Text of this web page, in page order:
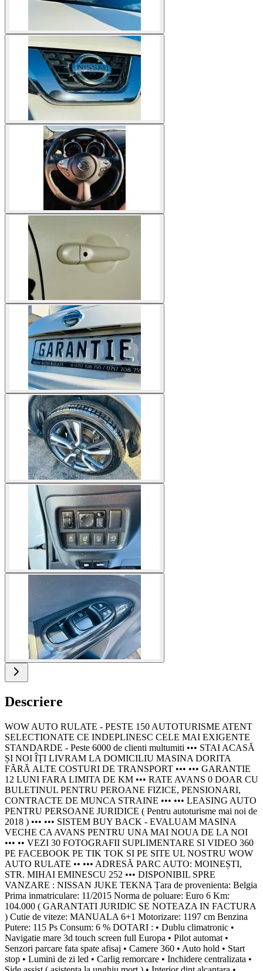
Descriere
WOW AUTO RULATE - PESTE 150 AUTOTURISME ATENT
SELECTIONATE CE INDEPLINESC CELE MAI EXIGENTE
STANDARDE - Peste 6000 de clienti multumiti ••• STAI ACASĂ
ȘI NOI ÎȚI LIVRAM LA DOMICILIU MASINA DORITA
FĂRĂ ALTE COSTURI DE TRANSPORT ••• ••• GARANTIE
12 LUNI FARA LIMITA DE KM ••• RATE AVANS 0 DOAR CU
BULETINUL PENTRU PEROANE FIZICE, PENSIONARI,
CONTRACTE DE MUNCA STRAINE ••• ••• LEASING AUTO
PENTRU PERSOANE JURIDICE ( Pentru autoturisme mai noi de
2018 ) ••• ••• SISTEM BUY BACK - EVALUAM MASINA
VECHE CA AVANS PENTRU UNA MAI NOUA DE LA NOI
••• •• VEZI 30 FOTOGRAFII SUPLIMENTARE SI VIDEO 360
PE FACEBOOK PE TIK TOK SI PE SITE UL NOSTRU WOW
AUTO RULATE •• ••• ADRESĂ PARC AUTO: MOINEȘTI,
STR. MIHAI EMINESCU 252 ••• DISPONIBIL SPRE
VANZARE : NISSAN JUKE TEKNA Țara de provenienta: Belgia
Prima inmatriculare: 11/2015 Norma de poluare: Euro 6 Km:
104.000 ( GARANTATI JURIDIC SE NOTEAZA IN FACTURA
) Cutie de viteze: MANUALA 6+1 Motorizare: 1197 cm Benzina
Putere: 115 Ps Consum: 6 % DOTARI : • Dublu climatronic •
Navigatie mare 3d touch screen full Europa • Pilot automat •
Senzori parcare fata spate afisaj • Camere 360 • Auto hold • Start
stop • Lumini de zi led • Carlig remorcare • Inchidere centralizata •